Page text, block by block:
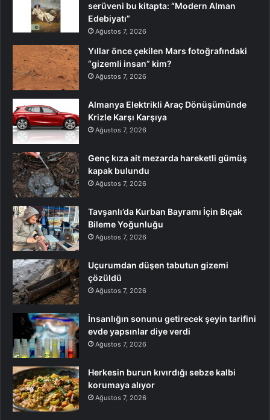
serüveni bu kitapta: “Modern Alman
Edebiyatı”
Ağustos 7, 2026
Yıllar önce çekilen Mars fotoğrafındaki
“gizemli insan” kim?
Ağustos 7, 2026
Almanya Elektrikli Araç Dönüşümünde
Krizle Karşı Karşıya
Ağustos 7, 2026
Genç kıza ait mezarda hareketli gümüş
kapak bulundu
Ağustos 7, 2026
Tavşanlı’da Kurban Bayramı İçin Bıçak
Bileme Yoğunluğu
Ağustos 7, 2026
Uçurumdan düşen tabutun gizemi
çözüldü
Ağustos 7, 2026
İnsanlığın sonunu getirecek şeyin tarifini
evde yapsınlar diye verdi
Ağustos 7, 2026
Herkesin burun kıvırdığı sebze kalbi
korumaya alıyor
Ağustos 7, 2026